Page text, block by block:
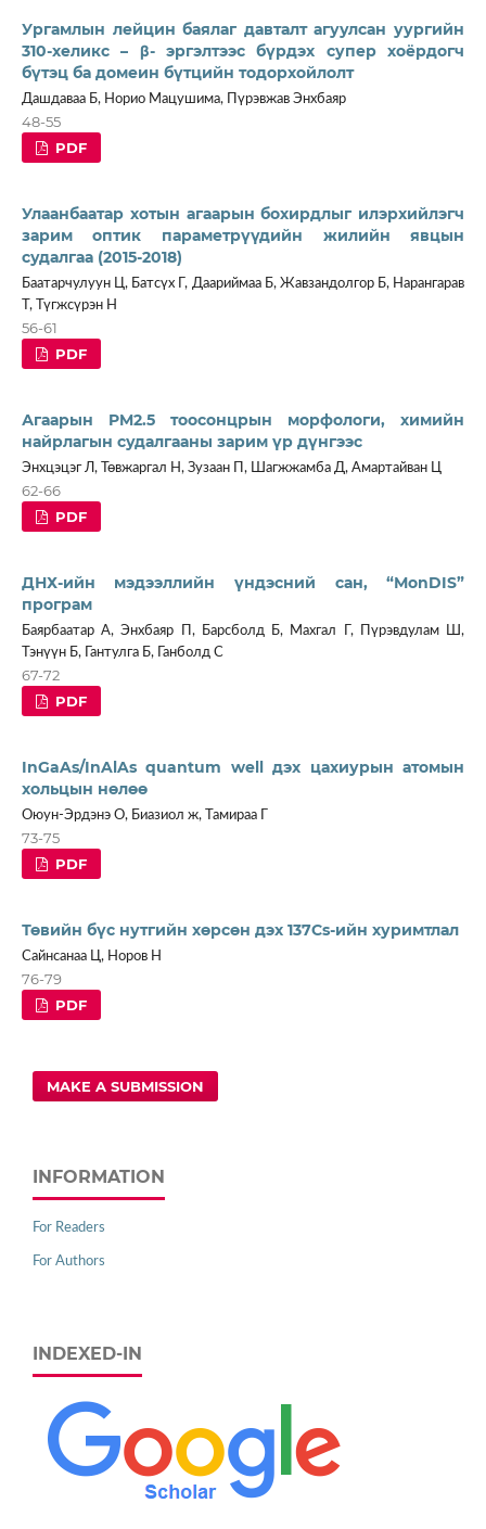
Ургамлын лейцин баялаг давталт агуулсан уургийн
310-хеликс – β- эргэлтээс бүрдэх супер хоёрдогч
бүтэц ба домеин бүтцийн тодорхойлолт
Дашдаваа Б, Норио Мацушима, Пүрэвжав Энхбаяр
48-55
PDF
Улаанбаатар хотын агаарын бохирдлыг илэрхийлэгч
зарим оптик параметрүүдийн жилийн явцын
судалгаа (2015-2018)
Баатарчулуун Ц, Батсүх Г, Даариймаа Б, Жавзандолгор Б, Нарангарав
Т, Түгжсүрэн Н
56-61
PDF
Агаарын PM2.5 тоосонцрын морфологи, химийн
найрлагын судалгааны зарим үр дүнгээс
Энхцэцэг Л, Төвжаргал Н, Зузаан П, Шагжжамба Д, Амартайван Ц
62-66
PDF
ДНХ-ийн мэдээллийн үндэсний сан, “МonDIS”
програм
Баярбаатар А, Энхбаяр П, Барсболд Б, Махгал Г, Пүрэвдулам Ш,
Тэнүүн Б, Гантулга Б, Ганболд С
67-72
PDF
InGaAs/InAlAs quantum well дэх цахиурын атомын
хольцын нөлөө
Оюун-Эрдэнэ О, Биазиол ж, Тамираа Г
73-75
PDF
Төвийн бүс нутгийн хөрсөн дэх 137Cs-ийн хуримтлал
Сайнсанаа Ц, Норов Н
76-79
PDF
MAKE A SUBMISSION
INFORMATION
For Readers
For Authors
INDEXED-IN